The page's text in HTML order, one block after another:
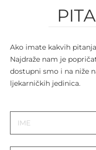
Ako imate kakvih
Najdraže nam je
dostupni smo i na niže
ljekarničkih jedinica.